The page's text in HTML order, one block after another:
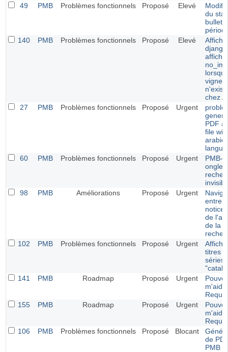
49
PMB Problèmes fonctionnels Proposé Elevé
du
140
PMB Problèmes fonctionnels Proposé Elevé
chez
27
PMB Problèmes fonctionnels Proposé Urgent
PDF
file
arabic
60
PMB Problèmes fonctionnels Proposé Urgent
PMB-
onglet
98
PMB Améliorations Proposé Urgent
entre
de
de la
102
PMB Problèmes fonctionnels Proposé Urgent
titres
séries
141
PMB Roadmap Proposé Urgent
155
PMB Roadmap Proposé Urgent
106
PMB Problèmes fonctionnels Proposé Blocant
de
PMB